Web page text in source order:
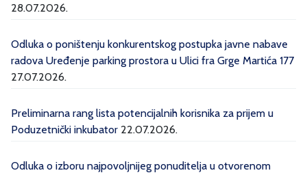
28.07.2026.
Odluka o poništenju konkurentskog postupka javne nabave
radova Uređenje parking prostora u Ulici fra Grge Martića 177
27.07.2026.
Preliminarna rang lista potencijalnih korisnika za prijem u
Poduzetnički inkubator 22.07.2026.
Odluka o izboru najpovoljnijeg ponuditelja u otvorenom